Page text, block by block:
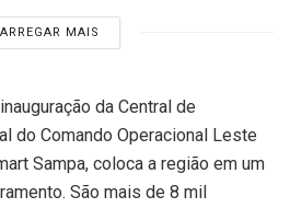
MAIS
da Central de
do Comando Operacional Leste
Sampa, coloca a região em um
São mais de 8 mil